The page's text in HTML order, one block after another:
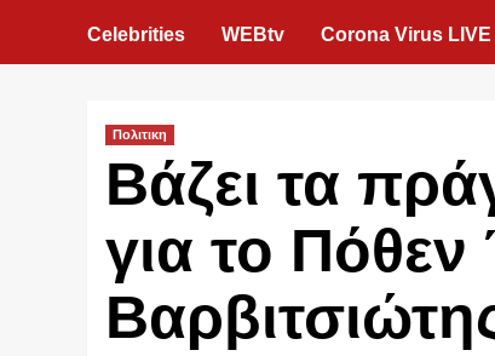
Celebrities WEBtv Corona Virus LIVE
Πολιτικη
Βάζει τα
για το